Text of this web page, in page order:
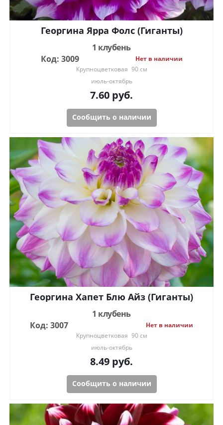
Георгина Ярра Фолс (Гиганты)
1 клубень
Код: 3009
Нет в наличии
Крупноцветковая 90 см
июль-октябрь
7.60 руб.
Сообщить о наличии
Георгина Хапет Блю Айз (Гиганты)
1 клубень
Код: 3007
Нет в наличии
Крупноцветковая 90 см
июль-октябрь
8.49 руб.
Сообщить о наличии